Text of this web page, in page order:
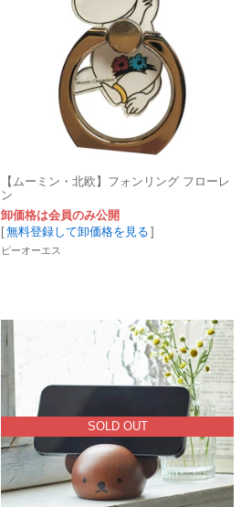
【ムーミン・北欧】フォンリング フローレ
ン
卸価格は会員のみ公開
[無料登録して卸価格を見る ]
ピーオーエス
SOLD OUT